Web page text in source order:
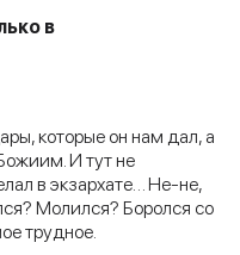
в
которые он нам дал, а
И тут не
в экзархате… Не-не,
Молился? Боролся со
трудное.